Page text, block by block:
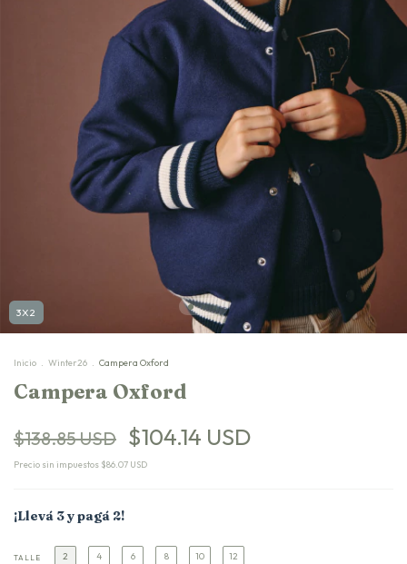
3X2
Inicio . Winter26 . Campera Oxford
Campera Oxford
$138.85 USD $104.14 USD
Precio sin impuestos $86.07 USD
¡Llevá 3 y pagá 2!
TALLE 2 4 6 8 10 12